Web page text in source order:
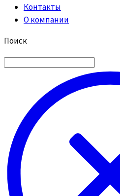
Контакты
О компании
Поиск